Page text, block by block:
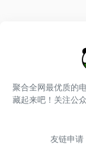
聚合全网最优质的
藏起来吧！关注公
友链申请